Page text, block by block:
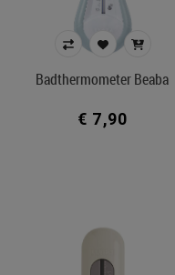
Badthermometer Beaba
€ 7,90